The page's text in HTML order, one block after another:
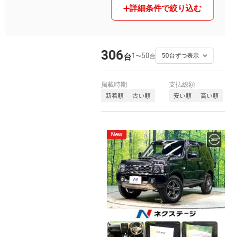
詳細条件で絞り込む
306台1 〜50台
掲載時期
新着順 古い順
支払総額
安い順 高い順
New